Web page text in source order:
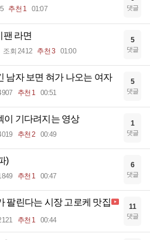
추천 1 01:07 댓글
팬 라면
조회 2412 추천 3 01:00
5
댓글
남자 보면 혀가 나오는 여자
추천 1 00:51
5
댓글
이 기다려지는 영상
추천 2 00:49
1
댓글
)
추천 1 00:47
6
댓글
팔린다는 시장 고로케 맛집
추천 1 00:44
11
댓글